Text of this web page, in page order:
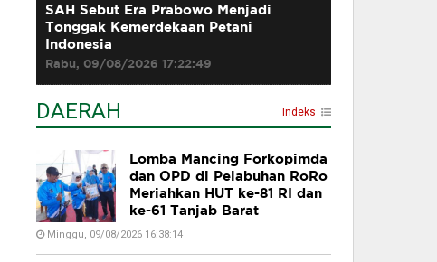
SAH Sebut Era Prabowo Menjadi
Tonggak Kemerdekaan Petani
Indonesia
Rabu, 09/08/2026 17:22:49
DAERAH Indeks
Lomba Mancing Forkopimda
dan OPD di Pelabuhan RoRo
Meriahkan HUT ke-81 RI dan
ke-61 Tanjab Barat
Minggu, 09/08/2026 16:38:14